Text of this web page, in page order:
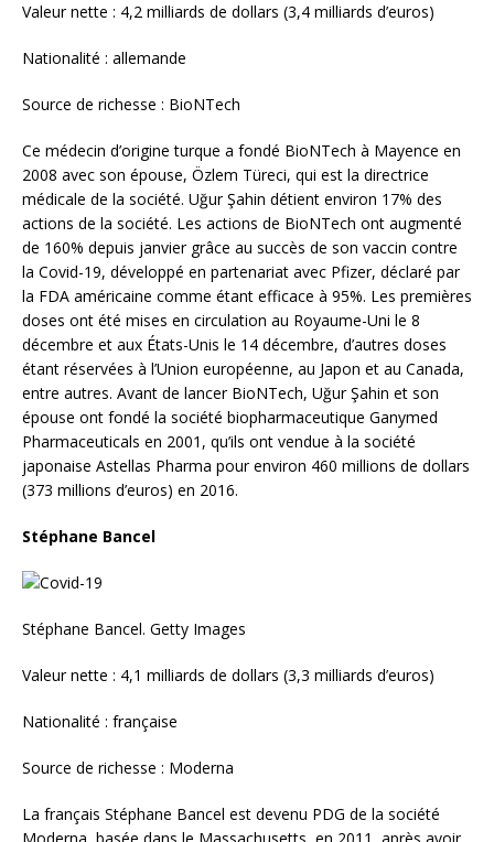
Valeur nette : 4,2 milliards de dollars (3,4 milliards d’euros)
Nationalité : allemande
Source de richesse : BioNTech
Ce médecin d’origine turque a fondé BioNTech à Mayence en
2008 avec son épouse, Özlem Türeci, qui est la directrice
médicale de la société. Uğur Şahin détient environ 17% des
actions de la société. Les actions de BioNTech ont augmenté
de 160% depuis janvier grâce au succès de son vaccin contre
la Covid-19, développé en partenariat avec Pfizer, déclaré par
la FDA américaine comme étant efficace à 95%. Les premières
doses ont été mises en circulation au Royaume-Uni le 8
décembre et aux États-Unis le 14 décembre, d’autres doses
étant réservées à l’Union européenne, au Japon et au Canada,
entre autres. Avant de lancer BioNTech, Uğur Şahin et son
épouse ont fondé la société biopharmaceutique Ganymed
Pharmaceuticals en 2001, qu’ils ont vendue à la société
japonaise Astellas Pharma pour environ 460 millions de dollars
(373 millions d’euros) en 2016.
Stéphane Bancel
Stéphane Bancel. Getty Images
Valeur nette : 4,1 milliards de dollars (3,3 milliards d’euros)
Nationalité : française
Source de richesse : Moderna
La français Stéphane Bancel est devenu PDG de la société